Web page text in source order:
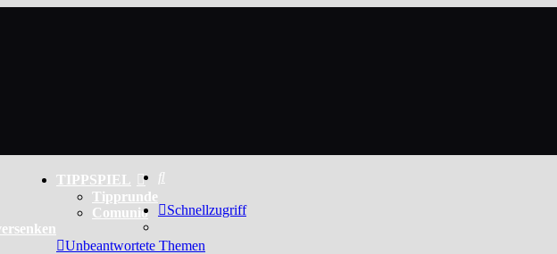
TIPPSPIEL
Tipprunde
Comunio
Schnellzugriff
Unbeantwortete Themen